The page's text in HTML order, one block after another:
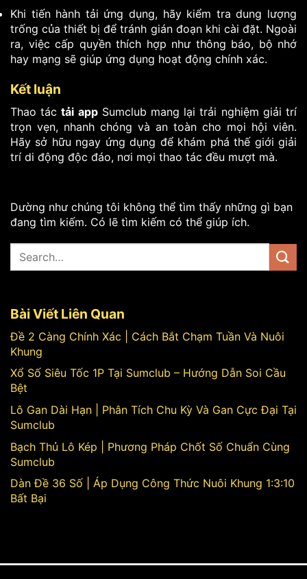
Khi tiến hành tải ứng dụng, hãy kiểm tra dung lượng
trống của thiết bị để tránh gián đoạn khi cài đặt. Ngoài
ra, việc cấp quyền thích hợp như thông báo, bộ nhớ
hay mạng sẽ giúp ứng dụng hoạt động chính xác.
Kết luận
Thao táctải appSumclub mang lại trải nghiệm giải trí
trọn vẹn, nhanh chóng và an toàn cho mọi hội viên.
Hãy sở hữu ngay ứng dụng để khám phá thế giới giải
trí di động độc đáo, nơi mọi thao tác đều mượt mà.
Dường như chúng tôi không thể tìm thấy những gì bạn
đang tìm kiếm. Có lẽ tìm kiếm có thể giúp ích.
Bài Viết Liên Quan
Đề 2 Càng Chính Xác | Cách Bắt Chạm Tuần Và Nuôi
Khung
Xổ Số Siêu Tốc 1P Tại Sumclub – Hướng Dẫn Soi Cầu
Bệt
Lô Gan Dài Hạn | Phân Tích Chu Kỳ Và Gan Cực Đại Tại
Sumclub
Bạch Thủ Lô Kép | Phương Pháp Chốt Số Chuẩn Cùng
Sumclub
Dàn Đề 36 Số | Áp Dụng Công Thức Nuôi Khung 1:3:10
Bất Bại